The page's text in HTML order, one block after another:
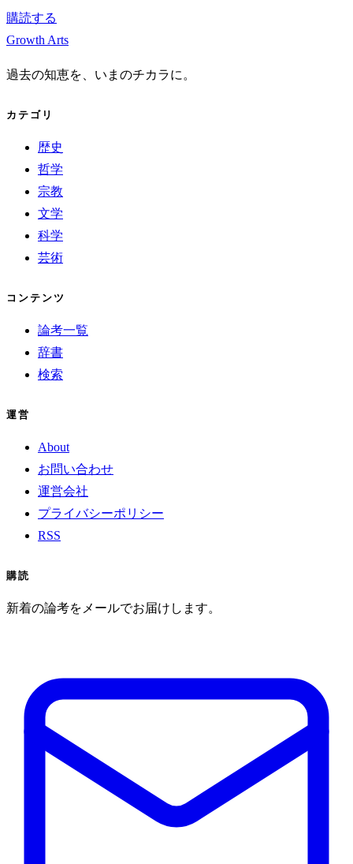
購読する
Growth Arts
過去の知恵を、いまのチカラに。
カテゴリ
歴史
哲学
宗教
文学
科学
芸術
コンテンツ
論考一覧
辞書
検索
運営
About
お問い合わせ
運営会社
プライバシーポリシー
RSS
購読
新着の論考をメールでお届けします。